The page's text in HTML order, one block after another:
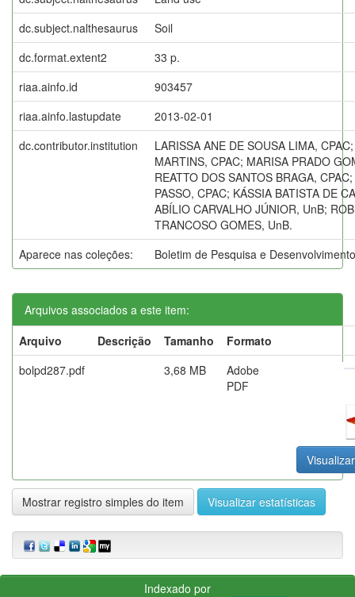
dc.subject.nalthesaurus
Soil
dc.format.extent2
33 p.
riaa.ainfo.id
903457
riaa.ainfo.lastupdate
2013-02-01
dc.contributor.institution
LARISSA ANE DE SOUSA LIMA,
MARTINS, CPAC; MARISA PRADO
REATTO DOS SANTOS BRAGA,
PASSO, CPAC; KÁSSIA BATISTA DE
ABÍLIO CARVALHO JÚNIOR, UnB;
TRANCOSO GOMES, UnB.
Aparece nas coleções:
Boletim de Pesquisa e
Arquivos associados a este item:
Arquivo
Descrição Tamanho
Formato
bolpd287.pdf
3,68 MB
Adobe
PDF
Mostrar registro simples do item Visualizar estatísticas
Indexado por